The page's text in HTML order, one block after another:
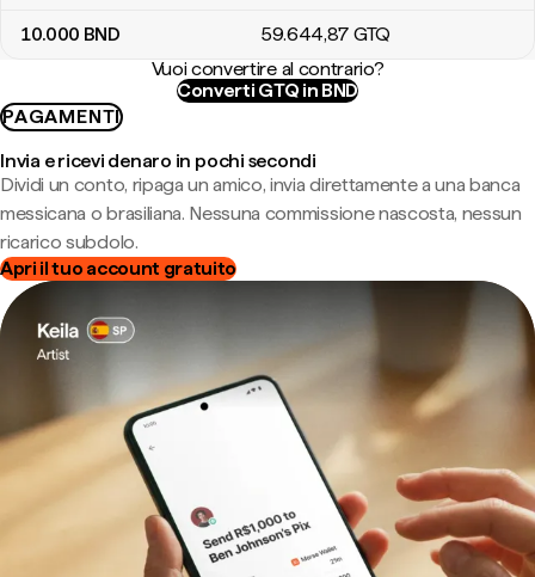
10.000 BND 59.644,87 GTQ
Vuoi convertire al contrario?
Converti GTQ in BND
PAGAMENTI
Invia e ricevi denaro in pochi secondi
Dividi un conto, ripaga un amico, invia direttamente a una banca
messicana o brasiliana. Nessuna commissione nascosta, nessun
ricarico subdolo.
Apri il tuo account gratuito